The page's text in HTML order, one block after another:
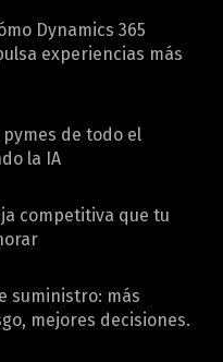
Dynamics 365
experiencias más
de todo el
la IA
competitiva que tu
suministro: más
mejores decisiones.